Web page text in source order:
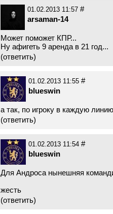
01.02.2013 11:57 #
arsaman-14
Может поможет КПР...
Ну афигеть 9 аренда в 21 год...
(ответить)
01.02.2013 11:55 #
blueswin
а так, по игроку в каждую
(ответить)
01.02.2013 11:54 #
blueswin
Для Андроса нынешняя
жесть
(ответить)